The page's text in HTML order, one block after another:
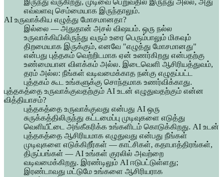
எவ்வளவு செம்மையாக இருந்தாலும்.
AI உருவாக்கிய எழுத்து மோசமானதா?
இல்லை — அதுதான் அசல் விஷயம். ஒரு நல்ல
உருவாக்கியிலிருந்து வரும் உரை பெரும்பாலும் மிகவும்
திறமையாக இருக்கும், எனவே "எழுத்து மோசமானது"
என்பது புத்தகம் வெற்றிடமாக ஏன் உணர்கிறது என்பதற்கு
உண்மையான விளக்கம் அல்ல. இடைவெளி ஆசிரியத்துவம்,
தரம் அல்ல: நீங்கள் வடிவமைக்காத நன்கு எழுதப்பட்ட
புத்தகம் கூட உங்களுக்கு சொந்தமாக உணர்விக்காது.
புத்தகத்தை உருவாக்குவதற்கும் AI உடன் எழுதுவதற்கும் என்ன
வித்தியாசம்?
புத்தகத்தை உருவாக்குவது என்பது AI ஒரு
சுருக்கத்திலிருந்து கட்டமைப்பு முடிவுகளை எடுத்து
வெளியீட்டை அங்கீகரிக்க உங்களிடம் கொடுக்கிறது. AI உடன்
புத்தகத்தை ஆசிரியமாக எழுதுவது என்பது நீங்கள்
முடிவுகளை எடுக்கிறீர்கள் — காட்சிகள், கதாபாத்திரங்கள்,
திருப்பங்கள் — AI உங்கள் குரலில் அவற்றை
வடிவமைக்கிறது. இரண்டிலும் AI ஈடுபட்டுள்ளது;
இரண்டாவது மட்டுமே உங்களை ஆசிரியராக